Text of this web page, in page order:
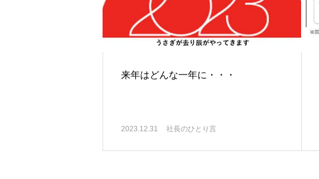
来年はどんな一年に・・・
2023.12.31 社長のひとり言